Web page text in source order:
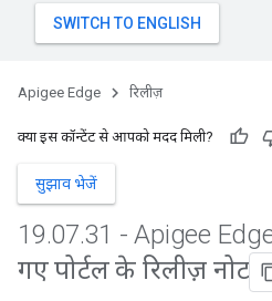
Apigee Edge रिलीज़
क्या इस कॉन्टेंट से आपको मदद मिली?
सुझाव भेजें
19.07.31 - Apigee
गए पोर्टल के रिलीज़ नोट